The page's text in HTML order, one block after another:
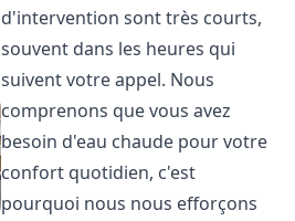
d'intervention sont très courts,
souvent dans les heures qui
suivent votre appel. Nous
comprenons que vous avez
besoin d'eau chaude pour votre
confort quotidien, c'est
pourquoi nous nous efforçons